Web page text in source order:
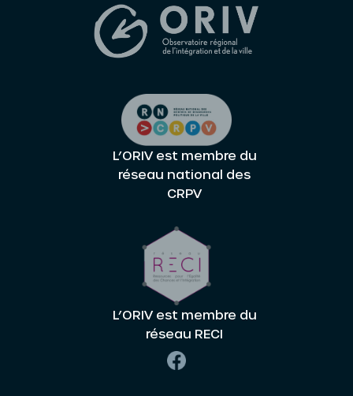
L’ORIV est membre du
réseau national des
CRPV
L’ORIV est membre du
réseau RECI